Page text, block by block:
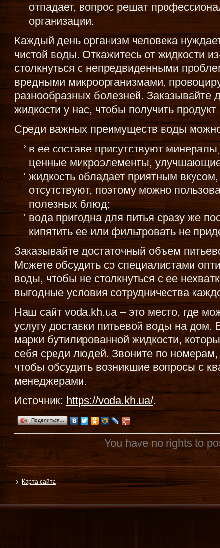
отпадает, вопрос решат
организации.
Каждый день организм человека
чистой воды. Откажитесь от жидкости
столкнуться с непредвиденными
вредными микроорганизмами,
разнообразных болезней. Заказывайте
жидкости у нас, чтобы получить
Среди важных преимуществ воды
в ее составе присутствуют
ценные микроэлементы, улучшающие
жидкость обладает приятным
отсутствуют, поэтому можно
полезных блюд;
вода пригодна для питья сразу же
кипятить ее или фильтровать не
Заказывайте достаточный объем
Можете обсудить со специалистами
воды, чтобы не столкнуться с ее
выгодные условия сотрудничества
Наш сайт voda.kh.ua – это место, где
услугу доставки питьевой воды на дом.
марки бутилированной жидкости,
себя среди людей. Звоните по
чтобы обсудить возникшие вопросы с
менеджерами.
Источник: https://voda.kh.ua/.
Поделиться…
You have no rights to
Карта сайта